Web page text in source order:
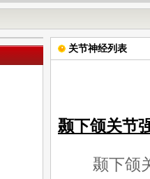
关节神经列表
颞下颌关节
颞下颌